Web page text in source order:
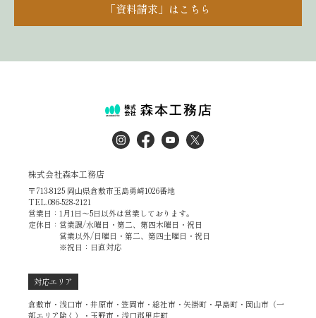
「資料請求」はこちら
株式会社森本工務店
〒713-8125 岡山県倉敷市玉島勇崎1026番地
TEL.086-528-2121
営業日：1月1日～5日以外は営業しております。
定休日：営業課/水曜日・第二、第四木曜日・祝日
営業以外/日曜日・第二、第四土曜日・祝日
※祝日：日直対応
対応エリア
倉敷市・浅口市・井原市・笠岡市・総社市・矢掛町・早島町・岡山市（一
部エリア除く）・玉野市・浅口郡里庄町